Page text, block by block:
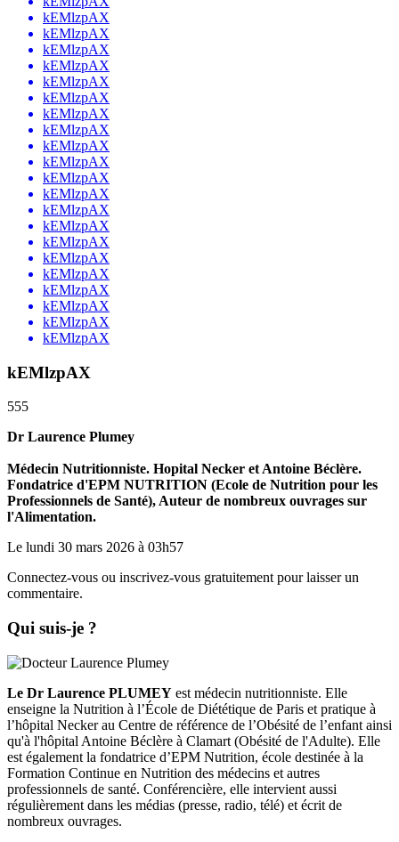
kEMlzpAX
kEMlzpAX
kEMlzpAX
kEMlzpAX
kEMlzpAX
kEMlzpAX
kEMlzpAX
kEMlzpAX
kEMlzpAX
kEMlzpAX
kEMlzpAX
kEMlzpAX
kEMlzpAX
kEMlzpAX
kEMlzpAX
kEMlzpAX
kEMlzpAX
kEMlzpAX
kEMlzpAX
kEMlzpAX
kEMlzpAX
kEMlzpAX
555
Dr Laurence Plumey
Médecin Nutritionniste. Hopital Necker et Antoine Béclère.
Fondatrice d'EPM NUTRITION (Ecole de Nutrition pour les
Professionnels de Santé), Auteur de nombreux ouvrages sur
l'Alimentation.
Le lundi 30 mars 2026 à 03h57
Connectez-vous ou inscrivez-vous gratuitement pour laisser un
commentaire.
Qui suis-je ?
Le Dr Laurence PLUMEY est médecin nutritionniste. Elle
enseigne la Nutrition à l’École de Diététique de Paris et pratique à
l’hôpital Necker au Centre de référence de l’Obésité de l’enfant ainsi
qu'à l'hôpital Antoine Béclère à Clamart (Obésité de l'Adulte). Elle
est également la fondatrice d’EPM Nutrition, école destinée à la
Formation Continue en Nutrition des médecins et autres
professionnels de santé. Conférencière, elle intervient aussi
régulièrement dans les médias (presse, radio, télé) et écrit de
nombreux ouvrages.